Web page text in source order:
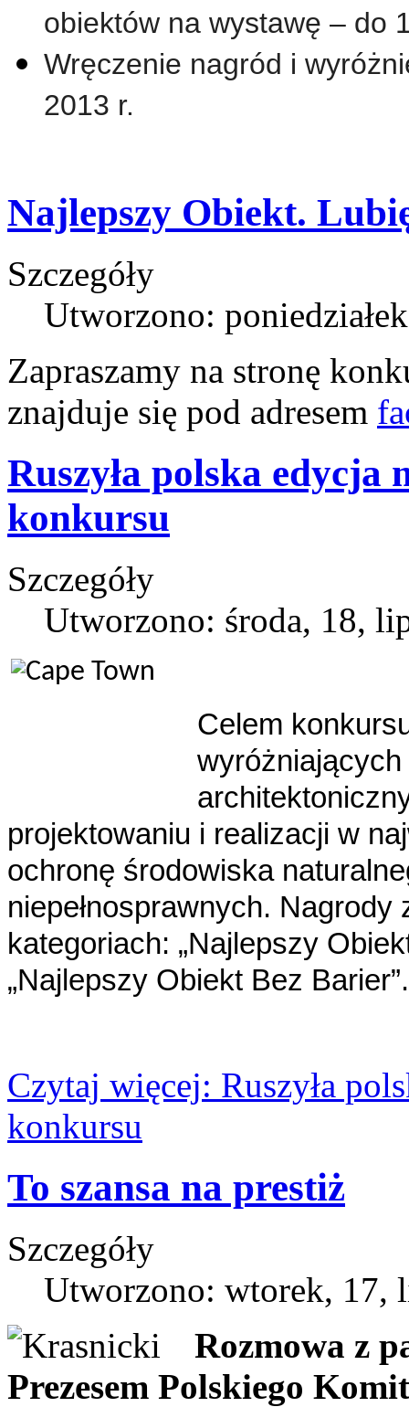
obiektów na wystawę – do
Wręczenie nagród i
2013 r.
Najlepszy Obiekt.
Szczegóły
Utworzono:
Zapraszamy na stronę
znajduje się pod adresem
Ruszyła polska edycja
konkursu
Szczegóły
Utworzono: środa, 18,
Celem
projektowaniu i realizacji w
ochronę środowiska
niepełnosprawnych.
kategoriach: „Najlepszy
„Najlepszy Obiekt Bez Barier”.
Czytaj więcej: Ruszyła
konkursu
To szansa na prestiż
Szczegóły
Utworzono: wtorek, 17,
Rozmowa z
Prezesem Polskiego